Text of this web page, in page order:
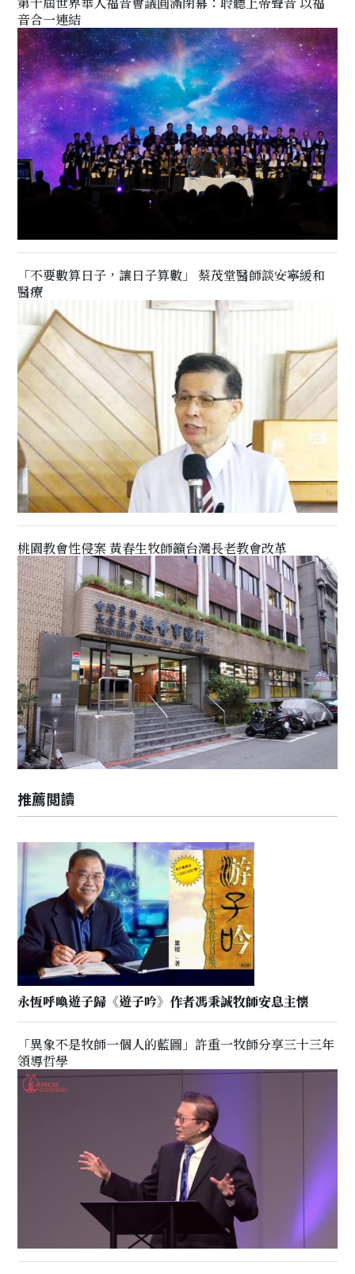
音合一連結
「不要數算日子，讓日子算數」 蔡茂堂醫師談安寧緩和
醫療
桃園教會性侵案 黃春生牧師籲台灣長老教會改革
推薦閲讀
永恆呼喚遊子歸《遊子吟》作者馮秉誠牧師安息主懷
「異象不是牧師一個人的藍圖」許重一牧師分享三十三年
領導哲學